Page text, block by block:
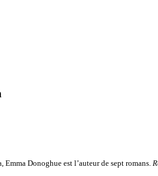
Emma Donoghue est l’auteur de sept romans.